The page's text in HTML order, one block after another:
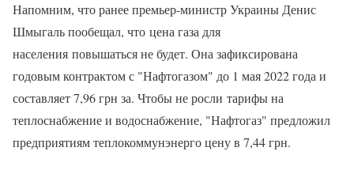
Напомним, что ранее премьер-министр Украины Денис
Шмыгаль пообещал, что цена газа для
населения повышаться не будет. Она зафиксирована
годовым контрактом с "Нафтогазом" до 1 мая 2022 года и
составляет 7,96 грн за. Чтобы не росли тарифы на
теплоснабжение и водоснабжение, "Нафтогаз" предложил
предприятиям теплокоммунэнерго цену в 7,44 грн.